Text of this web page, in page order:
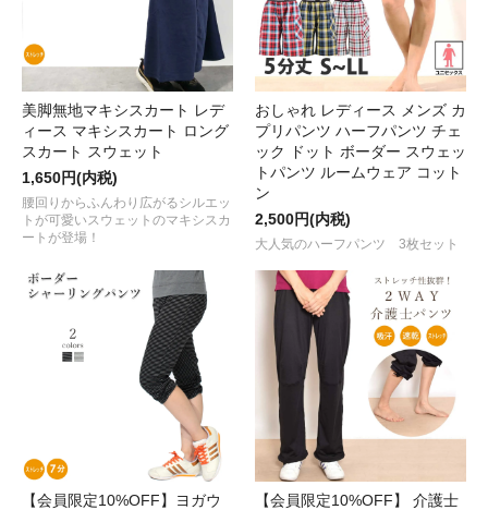
美脚無地マキシスカート レデ
ィース マキシスカート ロング
スカート スウェット
1,650円(内税)
腰回りからふんわり広がるシルエッ
トが可愛いスウェットのマキシスカ
ートが登場！
おしゃれ レディース メンズ カ
プリパンツ ハーフパンツ チェ
ック ドット ボーダー スウェッ
トパンツ ルームウェア コット
ン
2,500円(内税)
大人気のハーフパンツ 3枚セット
【会員限定10%OFF】ヨガウ
【会員限定10%OFF】 介護士